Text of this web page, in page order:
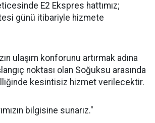
E2 Ekspres hattımız;
günü itibariyle hizmete
ulaşım konforunu artırmak adına
noktası olan Soğuksu arasında
kesintisiz hizmet verilecektir.
bilgisine sunarız."